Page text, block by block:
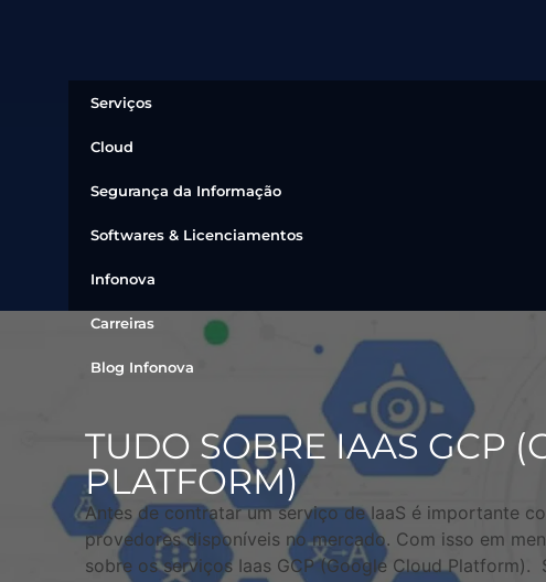
Serviços
Cloud
Segurança da Informação
Softwares & Licenciamentos
Infonova
Carreiras
Blog Infonova
TUDO SOBRE IAAS GCP
PLATFORM)
Antes de contratar um serviço de IaaS é importante
provedores disponíveis no mercado. Com isso em
sobre os serviços Iaas GCP (Google Cloud Platform).